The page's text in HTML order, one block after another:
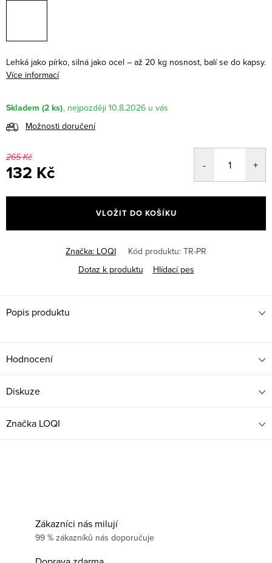
Lehká jako pírko, silná jako ocel – až 20 kg nosnost, balí se do kapsy.
Více informací
Skladem (2 ks)
10.8.2026
Možnosti doručení
265 Kč
132 Kč
cena:
VLOŽIT DO KOŠÍKU
Značka: LOQI Kód produktu: TR-PR
Dotaz k produktu
Hlídací pes
Popis produktu
Hodnocení
Diskuze
Značka LOQI
Zákazníci nás milují
99 % zákazníků nás doporučuje